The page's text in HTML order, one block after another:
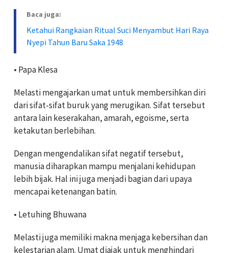
Baca juga:
Ketahui Rangkaian Ritual Suci Menyambut Hari Raya
Nyepi Tahun Baru Saka 1948
• Papa Klesa
Melasti mengajarkan umat untuk membersihkan diri
dari sifat-sifat buruk yang merugikan. Sifat tersebut
antara lain keserakahan, amarah, egoisme, serta
ketakutan berlebihan.
Dengan mengendalikan sifat negatif tersebut,
manusia diharapkan mampu menjalani kehidupan
lebih bijak. Hal ini juga menjadi bagian dari upaya
mencapai ketenangan batin.
• Letuhing Bhuwana
Melasti juga memiliki makna menjaga kebersihan dan
kelestarian alam. Umat diajak untuk menghindari